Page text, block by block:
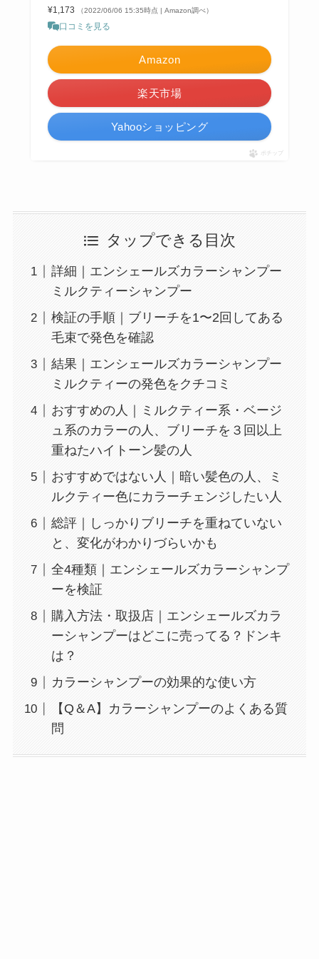
¥1,173
（2022/06/06 15:35時点 | Amazon調べ）
口コミを見る
Amazon
楽天市場
Yahooショッピング
ポチップ
タップできる目次
詳細｜エンシェールズカラーシャンプー
ミルクティーシャンプー
検証の手順｜ブリーチを1〜2回してある
毛束で発色を確認
結果｜エンシェールズカラーシャンプー
ミルクティーの発色をクチコミ
おすすめの人｜ミルクティー系・ベージ
ュ系のカラーの人、ブリーチを３回以上
重ねたハイトーン髪の人
おすすめではない人｜暗い髪色の人、ミ
ルクティー色にカラーチェンジしたい人
総評｜しっかりブリーチを重ねていない
と、変化がわかりづらいかも
全4種類｜エンシェールズカラーシャンプ
ーを検証
購入方法・取扱店｜エンシェールズカラ
ーシャンプーはどこに売ってる？ドンキ
は？
カラーシャンプーの効果的な使い方
【Q＆A】カラーシャンプーのよくある質
問